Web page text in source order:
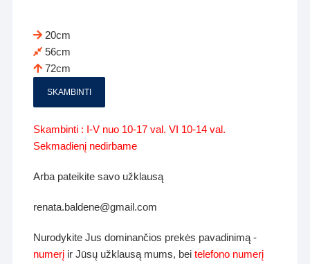
20cm
56cm
72cm
SKAMBINTI
Skambinti : I-V nuo 10-17 val. VI 10-14 val.
Sekmadienį nedirbame
Arba pateikite savo užklausą
renata.baldene@gmail.com
Nurodykite Jus dominančios prekės pavadinimą -
numerį ir Jūsų užklausą mums, beitelefono numerį